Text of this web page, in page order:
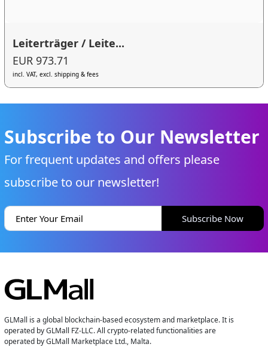
Leiterträger / Leite...
EUR 973.71
incl. VAT, excl. shipping & fees
Subscribe to Our Newsletter
For frequent updates and offers please
subscribe to our newsletter!
Subscribe Now
GLMall is a global blockchain-based ecosystem and marketplace. It is
operated by GLMall FZ-LLC. All crypto-related functionalities are
operated by GLMall Marketplace Ltd., Malta.